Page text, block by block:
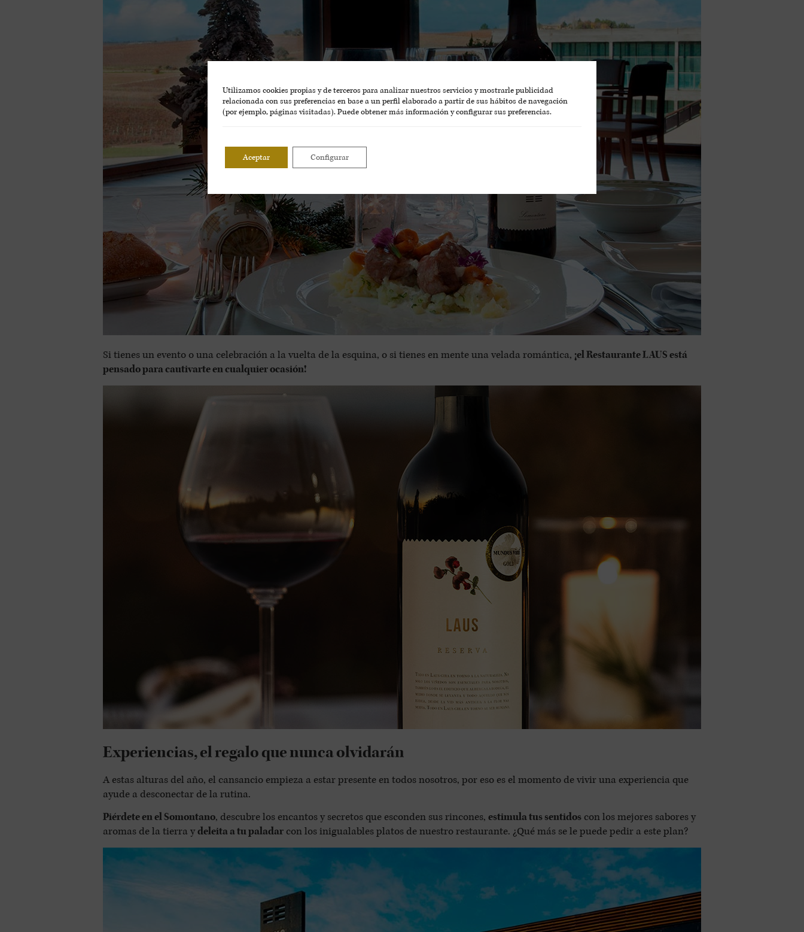
Si tienes un evento o una celebración a la vuelta de la esquina, o si tienes en mente una velada romántica, ¡el Restaurante LAUS está
pensado para cautivarte en cualquier ocasión!
Experiencias, el regalo que nunca olvidarán
A estas alturas del año, el cansancio empieza a estar presente en todos nosotros, por eso es el momento de vivir una experiencia que
ayude a desconectar de la rutina.
Piérdete en el Somontano, descubre los encantos y secretos que esconden sus rincones, estimula tus sentidos con los mejores sabores y
aromas de la tierra ydeleita a tu paladar con los inigualables platos de nuestro restaurante. ¿Qué más se le puede pedir a este plan?
Utilizamos cookies propias y de terceros para analizar nuestros servicios y mostrarle publicidad
relacionada con sus preferencias en base a un perfil elaborado a partir de sus hábitos de navegación
(por ejemplo, páginas visitadas). Puede obtener más información y configurar sus preferencias.
Aceptar Configurar